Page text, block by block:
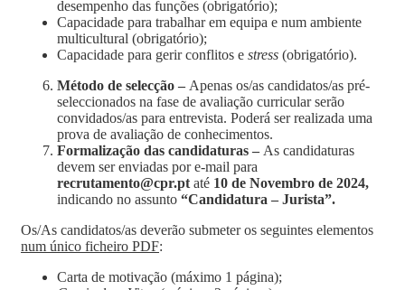
desempenho das funções (obrigatório);
Capacidade para trabalhar em equipa e num ambiente
multicultural (obrigatório);
Capacidade para gerir conflitos e stress (obrigatório).
Método de selecção – Apenas os/as candidatos/as pré-
seleccionados na fase de avaliação curricular serão
convidados/as para entrevista. Poderá ser realizada uma
prova de avaliação de conhecimentos.
Formalização das candidaturas – As candidaturas
devem ser enviadas por e-mail para
recrutamento@cpr.pt até 10 de Novembro de 2024,
indicando no assunto “Candidatura – Jurista”.
Os/As candidatos/as deverão submeter os seguintes elementos
num único ficheiro PDF:
Carta de motivação (máximo 1 página);